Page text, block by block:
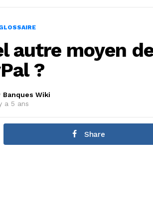
autre moyen
?
Banques Wiki
a 5 ans
Share